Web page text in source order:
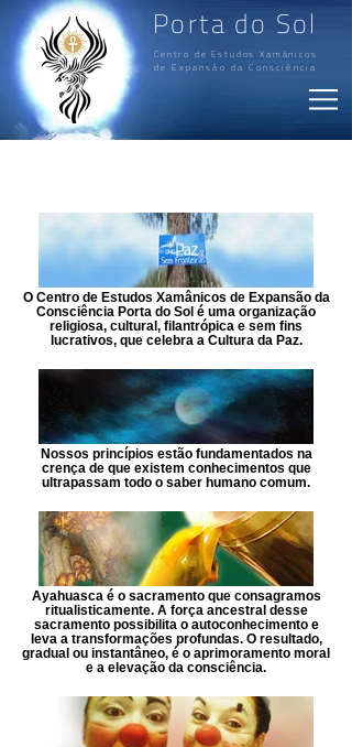
Porta do Sol
Centro de Estudos Xamânicos
de Expansão da Consciência
O Centro de Estudos Xamânicos de Expansão da
Consciência Porta do Sol é uma organização
religiosa, cultural, filantrópica e sem fins
lucrativos, que celebra a Cultura da Paz.
Nossos princípios estão fundamentados na
crença de que existem conhecimentos que
ultrapassam todo o saber humano comum.
Ayahuasca é o sacramento que consagramos
ritualisticamente. A força ancestral desse
sacramento possibilita o autoconhecimento e
leva a transformações profundas. O resultado,
gradual ou instantâneo, é o aprimoramento moral
e a elevação da consciência.